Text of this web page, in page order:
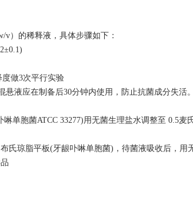
v）的稀释液，具体步骤如下：
度做3次平行实验
液应在制备后30分钟内使用，防止抗菌成分失活。
单胞菌ATCC 33277)用无菌生理盐水调整至 0.5麦
氏琼脂平板(牙龈卟啉单胞菌)，待菌液吸收后，用